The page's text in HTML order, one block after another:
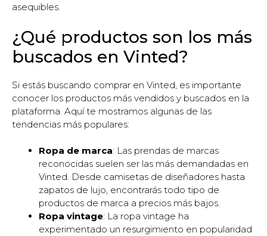
asequibles.
¿Qué productos son los más
buscados en Vinted?
Si estás buscando comprar en Vinted, es importante
conocer los productos más vendidos y buscados en la
plataforma. Aquí te mostramos algunas de las
tendencias más populares:
Ropa de marca: Las prendas de marcas
reconocidas suelen ser las más demandadas en
Vinted. Desde camisetas de diseñadores hasta
zapatos de lujo, encontrarás todo tipo de
productos de marca a precios más bajos.
Ropa vintage: La ropa vintage ha
experimentado un resurgimiento en popularidad